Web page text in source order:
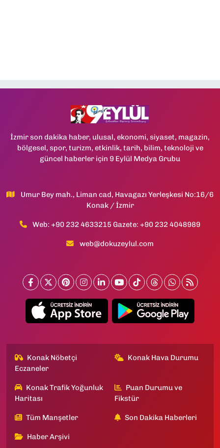
İzmir son dakika haber, ulusal, ekonomi, siyaset, magazin,
bölgesel, spor, turizm, etkinlik, tarih, bilim, teknoloji ve
güncel haberler için 9 Eylül Medya Grubu
Umur Bey mah., Liman cad, Havagazı Yerleşkesi No:16/6
Konak / İzmir
Web: +90 232 4633215 Gazete: +90 232 4048989
web@dokuzeylul.com
Konak Nöbetçi
Eczaneler
Konak Hava Durumu
Konak Trafik Yoğunluk
Haritası
Puan Durumu ve
Fikstür
Tüm Manşetler Son Dakika Haberleri
Haber Arşivi